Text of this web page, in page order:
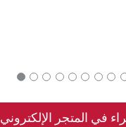
في المتجر الإلكتروني